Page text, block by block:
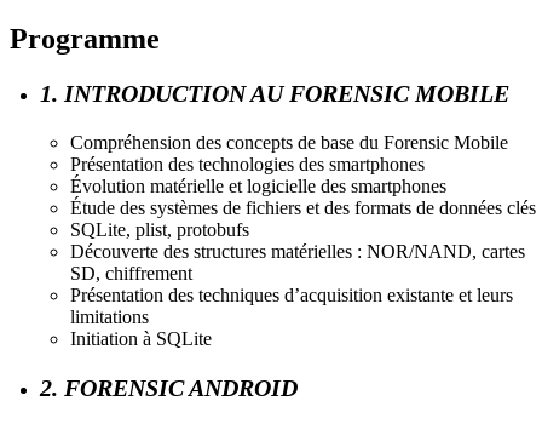
Programme
1. INTRODUCTION AU FORENSIC MOBILE
Compréhension des concepts de base du Forensic Mobile
Présentation des technologies des smartphones
Évolution matérielle et logicielle des smartphones
Étude des systèmes de fichiers et des formats de données clés
SQLite, plist, protobufs
Découverte des structures matérielles : NOR/NAND, cartes
SD, chiffrement
Présentation des techniques d’acquisition existante et leurs
limitations
Initiation à SQLite
2. FORENSIC ANDROID